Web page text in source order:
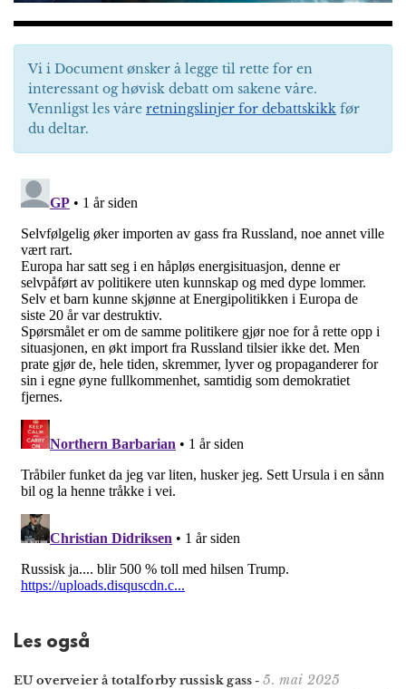
Vi i Document ønsker å legge til rette for en
interessant og høvisk debatt om sakene våre.
Vennligst les våre retningslinjer for debattskikk før
du deltar.
Les også
EU overveier å totalforby russisk gass -5. mai 2025